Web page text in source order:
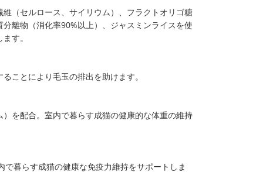
（セルロース、サイリウム）、フラクトオリゴ糖
離物（消化率90%以上）、ジャスミンライスを使
す。
ことにより毛玉の排出を助けます。
を配合。室内で暮らす成猫の健康的な体重の維持
暮らす成猫の健康な免疫力維持をサポートしま